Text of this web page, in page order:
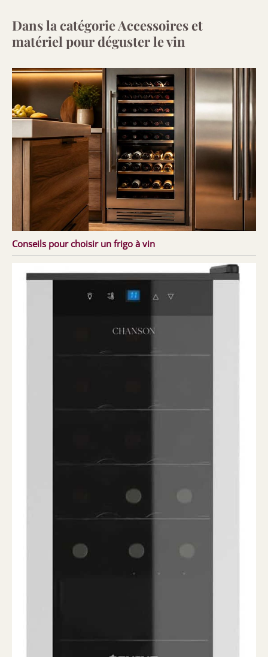
Dans la catégorie Accessoires et
matériel pour déguster le vin
Conseils pour choisir un frigo à vin